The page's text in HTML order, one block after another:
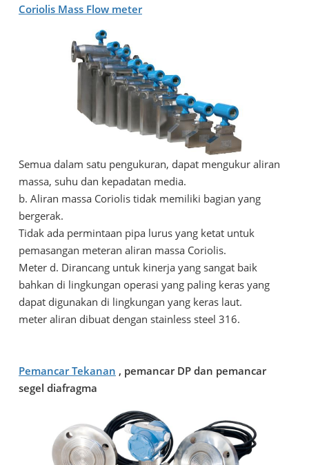
Coriolis Mass Flow meter
Semua dalam satu pengukuran, dapat mengukur aliran
massa, suhu dan kepadatan media.
b. Aliran massa Coriolis tidak memiliki bagian yang
bergerak.
Tidak ada permintaan pipa lurus yang ketat untuk
pemasangan meteran aliran massa Coriolis.
Meter d. Dirancang untuk kinerja yang sangat baik
bahkan di lingkungan operasi yang paling keras yang
dapat digunakan di lingkungan yang keras laut.
meter aliran dibuat dengan stainless steel 316.
Pemancar Tekanan , pemancar DP dan pemancar
segel diafragma